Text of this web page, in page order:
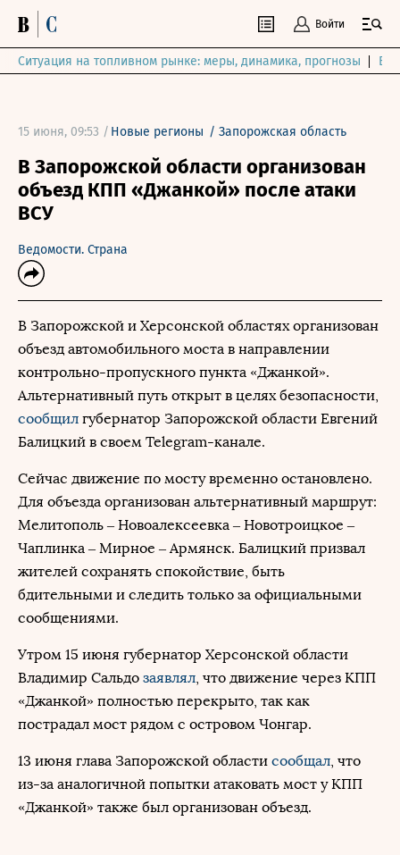
Войти
Ситуация на топливном рынке: меры, динамика, прогнозы
15 июня, 09:53 / Новые регионы / Запорожская область
В Запорожской области организован
объезд КПП «Джанкой» после атаки
ВСУ
Ведомости. Страна
В Запорожской и Херсонской областях организован
объезд автомобильного моста в направлении
контрольно-пропускного пункта «Джанкой».
Альтернативный путь открыт в целях безопасности,
сообщил губернатор Запорожской области Евгений
Балицкий в своем Telegram-канале.
Сейчас движение по мосту временно остановлено.
Для объезда организован альтернативный маршрут:
Мелитополь – Новоалексеевка – Новотроицкое –
Чаплинка – Мирное – Армянск. Балицкий призвал
жителей сохранять спокойствие, быть
бдительными и следить только за официальными
сообщениями.
Утром 15 июня губернатор Херсонской области
Владимир Сальдо заявлял, что движение через КПП
«Джанкой» полностью перекрыто, так как
пострадал мост рядом с островом Чонгар.
13 июня глава Запорожской области сообщал, что
из-за аналогичной попытки атаковать мост у КПП
«Джанкой» также был организован объезд.